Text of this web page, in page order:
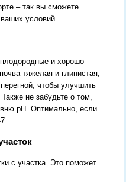
– так вы сможете
условий.
и хорошо
тяжелая и глинистая,
чтобы улучшить
не забудьте о том,
pH. Оптимально, если
с участка. Это поможет